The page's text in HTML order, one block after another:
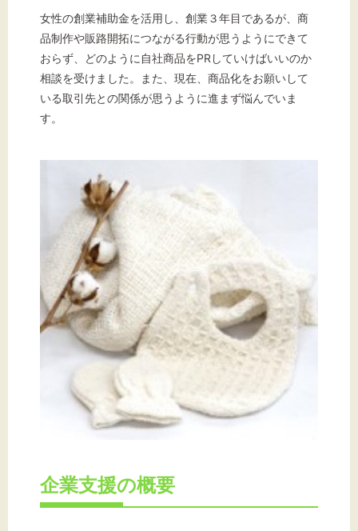
背景色
黒 白 黄
女性の創業補助金を活用し、創業３年目であるが、商
品制作や販路開拓につながる行動が思うようにできて
おらず、どのように自社商品をPRしていけばいいのか
相談を受けました。また、現在、商品化をお願いして
いる取引先との関係が思うように進まず悩んでいま
す。
企業支援の概要